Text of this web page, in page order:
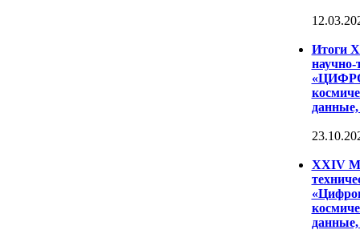
Итоги
научно-
данные,
XXIV
данные,